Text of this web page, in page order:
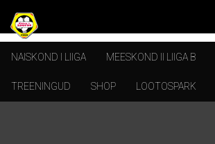
NAISKOND I LIIGA MEESKOND II LIIGA B
TREENINGUD SHOP LOOTOSPARK